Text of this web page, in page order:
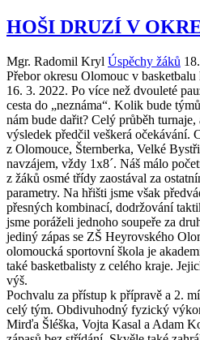
HOŠI DRUZÍ V
Mgr. Radomil Kryl Úspěchy žáků
Přebor okresu Olomouc v
16. 3. 2022. Po více než dvouleté
cesta do „neznáma“. Kolik bude
nám bude dařit? Celý průběh
výsledek předčil veškerá očekávání.
z Olomouce, Šternberka, Velké
navzájem, vždy 1x8´. Náš málo
z žáků osmé třídy zaostával za
parametry. Na hřišti jsme však
přesných kombinací, dodržování
jsme poráželi jednoho soupeře za
jediný zápas se ZŠ Heyrovského
olomoucká sportovní škola je
také basketbalisty z celého kraje.
výš.
Pochvalu za přístup k přípravě a 2.
celý tým. Obdivuhodný fyzický
Mirďa Šléška, Vojta Kasal a Adam